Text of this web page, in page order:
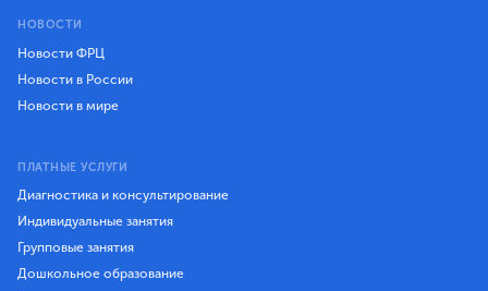
НОВОСТИ
Новости ФРЦ
Новости в России
Новости в мире
ПЛАТНЫЕ УСЛУГИ
Диагностика и консультирование
Индивидуальные занятия
Групповые занятия
Дошкольное образование